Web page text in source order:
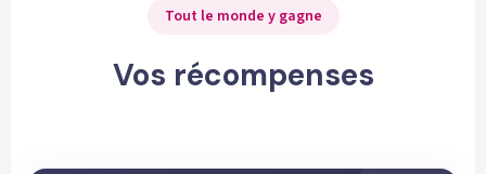
Tout le monde y gagne
Vos récompenses